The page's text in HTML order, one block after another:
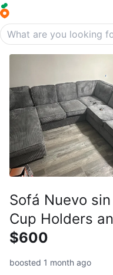
Sofá Nuevo
Cup Holders
$600
boosted 1 month ago